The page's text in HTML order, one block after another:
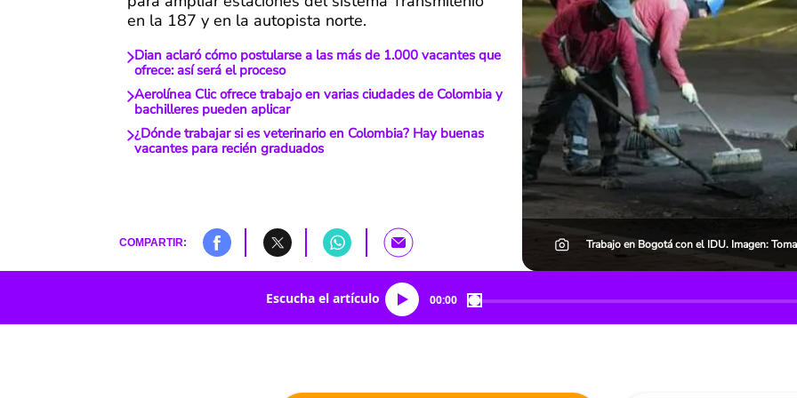
en la 187 y en la autopista norte.
Dian aclaró cómo postularse a las más de 1.000 vacantes que
ofrece: así será el proceso
Aerolínea Clic ofrece trabajo en varias ciudades de Colombia y
bachilleres pueden aplicar
¿Dónde trabajar si es veterinario en Colombia? Hay buenas
vacantes para recién graduados
COMPARTIR: Trabajo en Bogotá con el IDU. Imagen:
Escucha el artículo 00:00